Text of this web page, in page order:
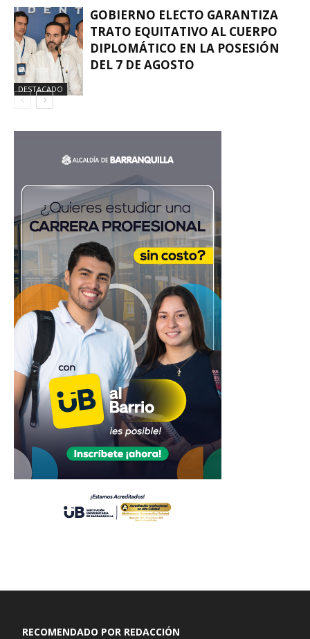
DESTACADO
GOBIERNO ELECTO GARANTIZA
TRATO EQUITATIVO AL CUERPO
DIPLOMÁTICO EN LA POSESIÓN
DEL 7 DE AGOSTO
RECOMENDADO POR REDACCIÓN